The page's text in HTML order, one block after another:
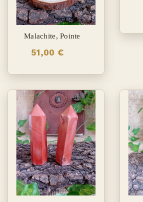
Malachite, Pointe
51,00 €